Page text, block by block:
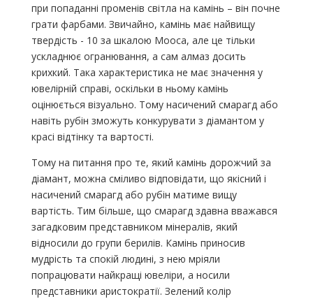
при попаданні променів світла на камінь – він почне
грати фарбами. Звичайно, камінь має найвищу
твердість - 10 за шкалою Мооса, але це тільки
ускладнює огранювання, а сам алмаз досить
крихкий. Така характеристика не має значення у
ювелірній справі, оскільки в ньому камінь
оцінюється візуально. Тому насичений смарагд або
навіть рубін зможуть конкурувати з діамантом у
красі відтінку та вартості.
Тому на питання про те, який камінь дорожчий за
діамант, можна сміливо відповідати, що якісний і
насичений смарагд або рубін матиме вищу
вартість. Тим більше, що смарагд здавна вважався
загадковим представником мінералів, який
відносили до групи берилів. Камінь приносив
мудрість та спокій людині, з нею мріяли
попрацювати найкращі ювеліри, а носили
представники аристократії. Зелений колір